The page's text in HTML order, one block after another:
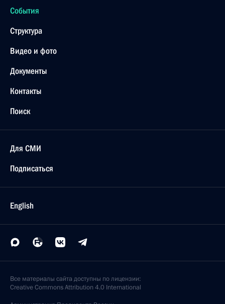
События
Структура
Видео и фото
Документы
Контакты
Поиск
Для СМИ
Подписаться
English
Все материалы сайта доступны по лицензии:
Creative Commons Attribution 4.0 International